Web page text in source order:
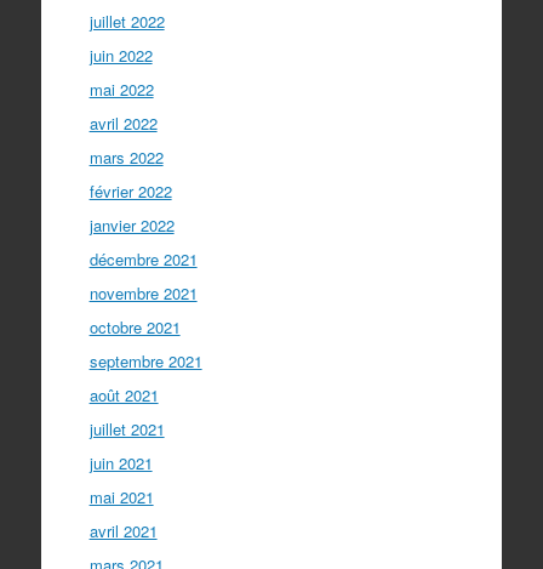
juillet 2022
juin 2022
mai 2022
avril 2022
mars 2022
février 2022
janvier 2022
décembre 2021
novembre 2021
octobre 2021
septembre 2021
août 2021
juillet 2021
juin 2021
mai 2021
avril 2021